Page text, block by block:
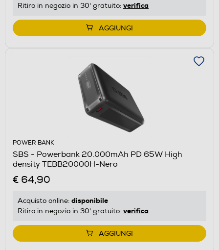
Ritiro in negozio in 30' gratuito: verifica
AGGIUNGI
POWER BANK
SBS - Powerbank 20.000mAh PD 65W High
density TEBB20000H-Nero
€ 64,90
Acquisto online: disponibile
Ritiro in negozio in 30' gratuito: verifica
AGGIUNGI